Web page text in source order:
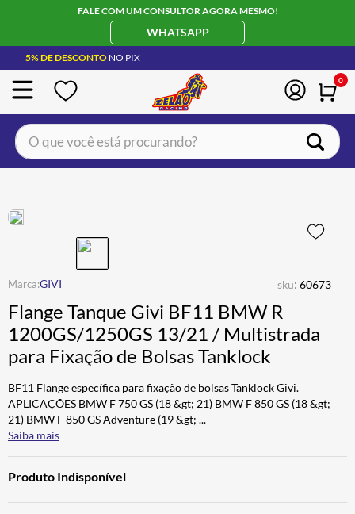
FALE COM UM CONSULTOR AGORA MESMO!
WHATSAPP
5% DE DESCONTO NO PIX
0
O que você está procurando?
GIVI sku: 60673
Flange Tanque Givi BF11 BMW R
1200GS/1250GS 13/21 / Multistrada
para Fixação de Bolsas Tanklock
BF11 Flange específica para fixação de bolsas Tanklock Givi.
APLICAÇÕES BMW F 750 GS (18 &gt; 21) BMW F 850 GS (18 &gt;
21) BMW F 850 GS Adventure (19 &gt; ...
Saiba mais
Produto Indisponível
JAQUETA
4º ÓCULOS SOLAR
5º LUVA
6º BAU
7º ALPINESTAR
8º AIROH
9º CALÇA